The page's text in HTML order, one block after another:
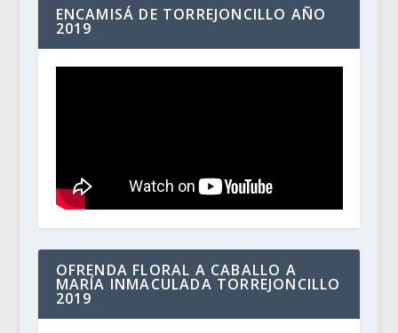
ENCAMISÁ DE TORREJONCILLO AÑO
2019
OFRENDA FLORAL A CABALLO A
MARÍA INMACULADA TORREJONCILLO
2019